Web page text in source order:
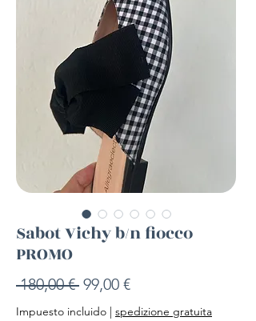
Sabot Vichy b/n fiocco
PROMO
180,00 € Precio
99,00 €Precio
de
Impuesto incluido | spedizione gratuita